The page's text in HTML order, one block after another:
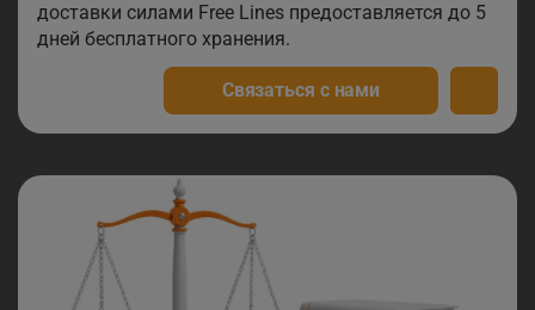
доставки силами Free Lines предоставляется до 5
дней бесплатного хранения.
Связаться с нами